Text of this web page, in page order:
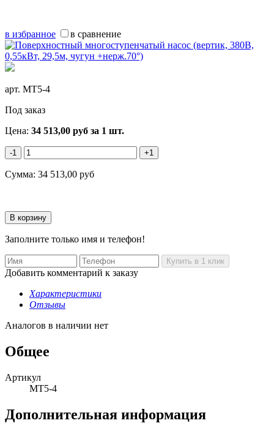
в избранное в сравнение
арт. MT5-4
Под заказ
Цена: 34 513,00 руб за 1 шт.
-1 +1
Сумма: 34 513,00 руб
Заполните только имя и телефон!
Добавить комментарий к заказу
Характеристики
Отзывы
Аналогов в наличии нет
Общее
Артикул
MT5-4
Дополнительная информация